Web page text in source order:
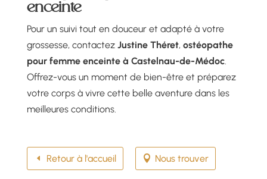
enceinte
Pour un suivi tout en douceur et adapté à votre
grossesse, contactez Justine Théret, ostéopathe
pour femme enceinte à Castelnau-de-Médoc.
Offrez-vous un moment de bien-être et préparez
votre corps à vivre cette belle aventure dans les
meilleures conditions.
Retour à l'accueil Nous trouver